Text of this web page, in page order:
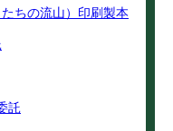
ちの流山）印刷製本
託